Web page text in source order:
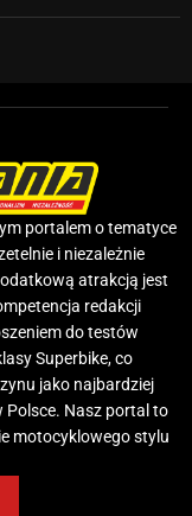
portalem o tematyce
i niezależnie
atrakcją jest
redakcji
do testów
Superbike, co
jako najbardziej
Nasz portal to
motocyklowego stylu